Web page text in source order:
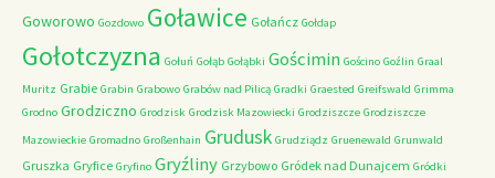
Goworowo Gozdowo Goławice Gołańcz Gołdap
Gołotczyzna Gołuń Gołąb Gołąbki Gościmin Gościno Goźlin Graal
Muritz Grabie Grabin Grabowo Grabów nad Pilicą Gradki Graested Greifswald Grimma
Grodno Grodziczno Grodzisk Grodzisk Mazowiecki Grodziszcze Grodziszcze
Mazowieckie Gromadno Großenhain Grudusk Grudziądz Gruenewald Grunwald
Gruszka Gryfice Gryfino Gryźliny Grzybowo Gródek nad Dunajcem Gródki